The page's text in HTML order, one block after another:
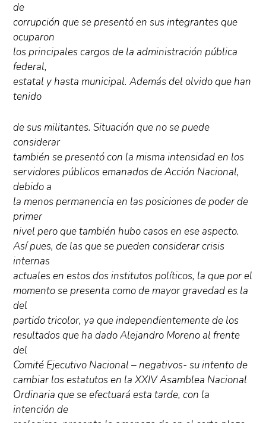
de
corrupción que se presentó en sus integrantes que
ocuparon
los principales cargos de la administración pública
federal,
estatal y hasta municipal. Además del olvido que han
tenido
de sus militantes. Situación que no se puede
considerar
también se presentó con la misma intensidad en los
servidores públicos emanados de Acción Nacional,
debido a
la menos permanencia en las posiciones de poder de
primer
nivel pero que también hubo casos en ese aspecto.
Así pues, de las que se pueden considerar crisis
internas
actuales en estos dos institutos políticos, la que por el
momento se presenta como de mayor gravedad es la
del
partido tricolor, ya que independientemente de los
resultados que ha dado Alejandro Moreno al frente
del
Comité Ejecutivo Nacional – negativos- su intento de
cambiar los estatutos en la XXIV Asamblea Nacional
Ordinaria que se efectuará esta tarde, con la
intención de